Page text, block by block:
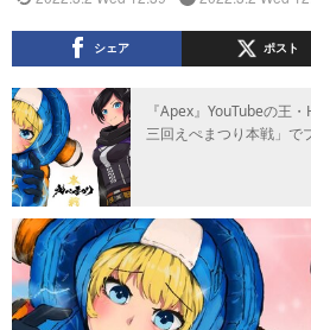
シェア ポスト
『Apex』YouTubeの王
三回えぺまつり本戦」で